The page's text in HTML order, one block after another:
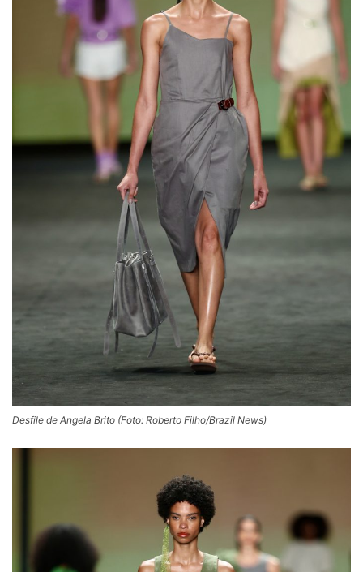
Desfile de Angela Brito (Foto: Roberto Filho/Brazil News)